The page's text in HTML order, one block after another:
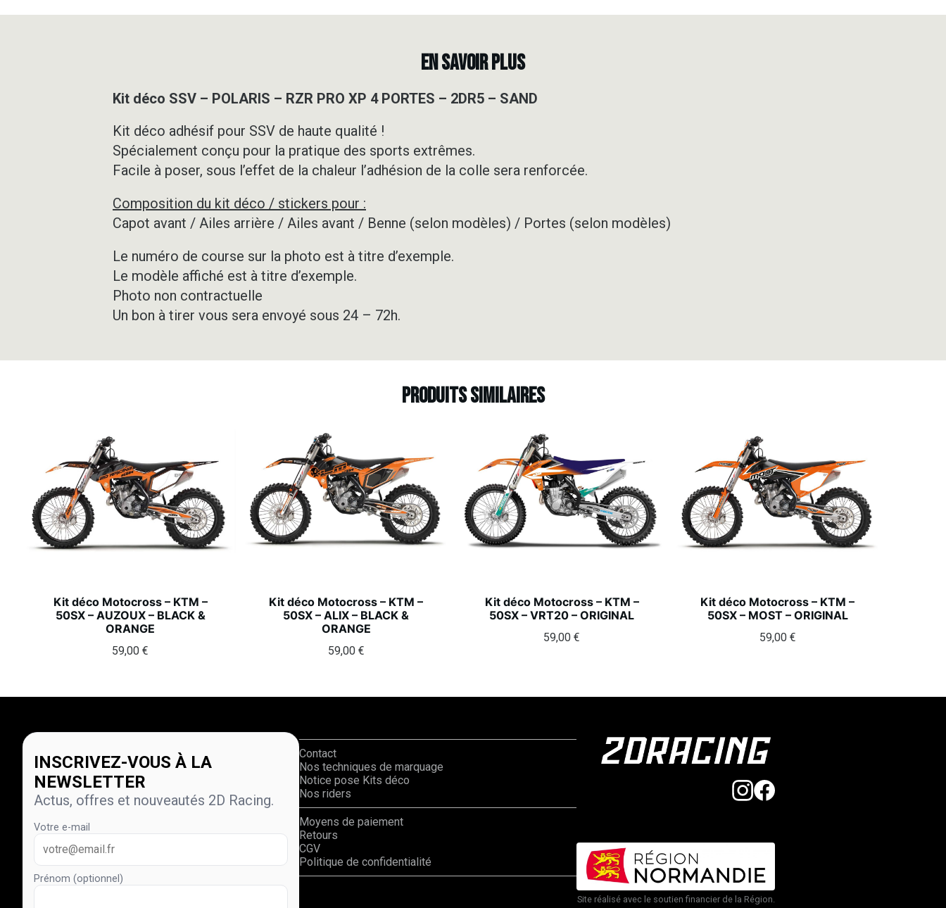
Kit
4
2DR5
EN SAVOIR PLUS
Kit déco SSV – POLARIS – RZR PRO XP 4 PORTES – 2DR5 – SAND
Kit déco adhésif pour SSV de haute qualité !
Spécialement conçu pour la pratique des sports extrêmes.
Facile à poser, sous l’effet de la chaleur l’adhésion de la colle sera renforcée.
Composition du kit déco / stickers pour :
Capot avant / Ailes arrière / Ailes avant / Benne (selon modèles) / Portes (selon modèles)
Le numéro de course sur la photo est à titre d’exemple.
Le modèle affiché est à titre d’exemple.
Photo non contractuelle
Un bon à tirer vous sera envoyé sous 24 – 72h.
Produits similaires
Kit déco Motocross – KTM –
50SX – AUZOUX – BLACK &
ORANGE
59,00€
Kit déco Motocross – KTM –
50SX – ALIX – BLACK &
ORANGE
59,00 €
Kit déco Motocross – KTM –
50SX – VRT20 – ORIGINAL
59,00€
Kit déco Motocross – KTM –
50SX – MOST – ORIGINAL
59,00 €
INSCRIVEZ-VOUS À LA
NEWSLETTER
Actus, offres et nouveautés 2D Racing.
Votre e-mail
Prénom (optionnel)
Contact
Nos techniques de marquage
Notice pose Kits déco
Nos riders
Moyens de paiement
Retours
CGV
Politique de confidentialité
Site réalisé avec le soutien financier de la Région.